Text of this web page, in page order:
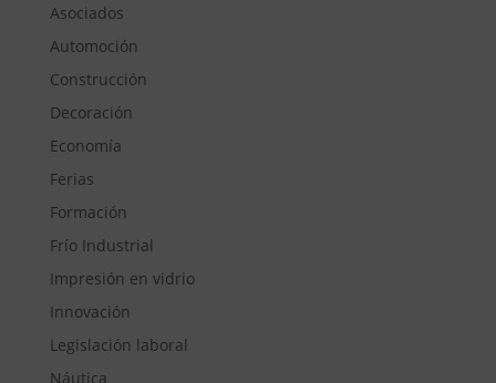
Asociados
Automoción
Construcción
Decoración
Economía
Ferias
Formación
Frío Industrial
Impresión en vidrio
Innovación
Legislación laboral
Náutica